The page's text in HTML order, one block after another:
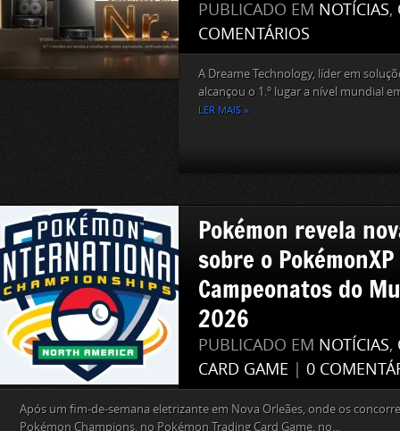
PUBLICADO EM NOTÍCIAS,
COMENTÁRIOS
A Dreame Technology, líder em
alcançou o 1.º lugar a nível mundial
LER MAIS »
Pokémon revela
sobre o
Campeonatos do
2026
PUBLICADO EM NOTÍCIAS,
CARD GAME
0
A​​​​pós um fim-de-semana eletrizante em Nova Orleães, onde os
Pokémon Champions, no Pokémon Trading Card Game, no...